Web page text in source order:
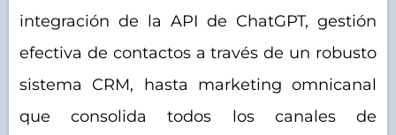
integración de la API de ChatGPT, gestión
efectiva de contactos a través de un robusto
sistema CRM, hasta marketing omnicanal
que consolida todos los canales de